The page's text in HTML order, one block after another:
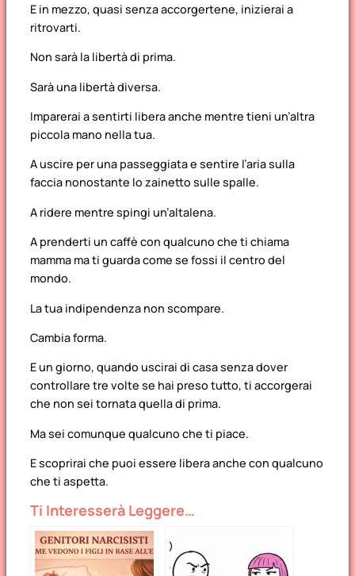
E in mezzo, quasi senza accorgertene, inizierai a
ritrovarti.
Non sarà la libertà di prima.
Sarà una libertà diversa.
Imparerai a sentirti libera anche mentre tieni un’altra
piccola mano nella tua.
A uscire per una passeggiata e sentire l’aria sulla
faccia nonostante lo zainetto sulle spalle.
A ridere mentre spingi un’altalena.
A prenderti un caffè con qualcuno che ti chiama
mamma ma ti guarda come se fossi il centro del
mondo.
La tua indipendenza non scompare.
Cambia forma.
E un giorno, quando uscirai di casa senza dover
controllare tre volte se hai preso tutto, ti accorgerai
che non sei tornata quella di prima.
Ma sei comunque qualcuno che ti piace.
E scoprirai che puoi essere libera anche con qualcuno
che ti aspetta.
Ti Interesserà Leggere…